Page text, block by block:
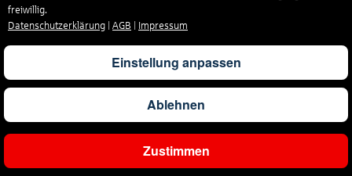
freiwillig.
Datenschutzerklärung
AGB Impressum
Einstellung anpassen
Ablehnen
Zustimmen